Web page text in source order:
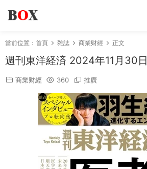
當前位置： 首頁 雜誌 商業财經 正文
週刊東洋経済 2024年11月30日
商業财經 360 推廣